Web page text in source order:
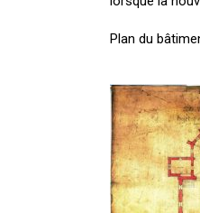
Plan du